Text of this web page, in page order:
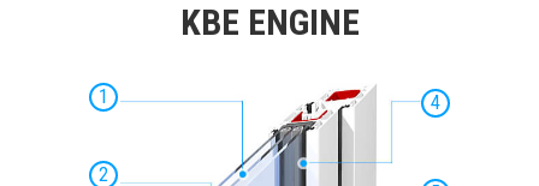
KBE ENGINE
1
2
4